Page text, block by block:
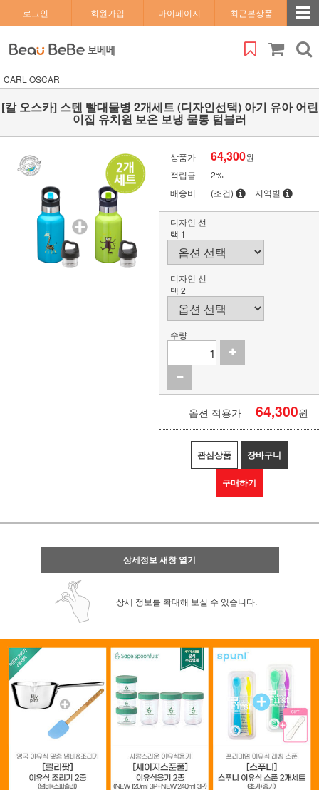
로그인 회원가입 마이페이지 최근본상품
CARL OSCAR
[칼 오스카] 스텐 빨대물병 2개세트 (디자인선택) 아기 유아 어린
이집 유치원 보온 보냉 물통 텀블러
상품가 64,300원
적립금
2%
배송비
(조건) 지역별
디자인 선
택 1
디자인 선
택 2
수량
옵션 적용가 64,300원
관심상품 장바구니
구매하기
상세정보 새창 열기
상세 정보를 확대해 보실 수 있습니다.